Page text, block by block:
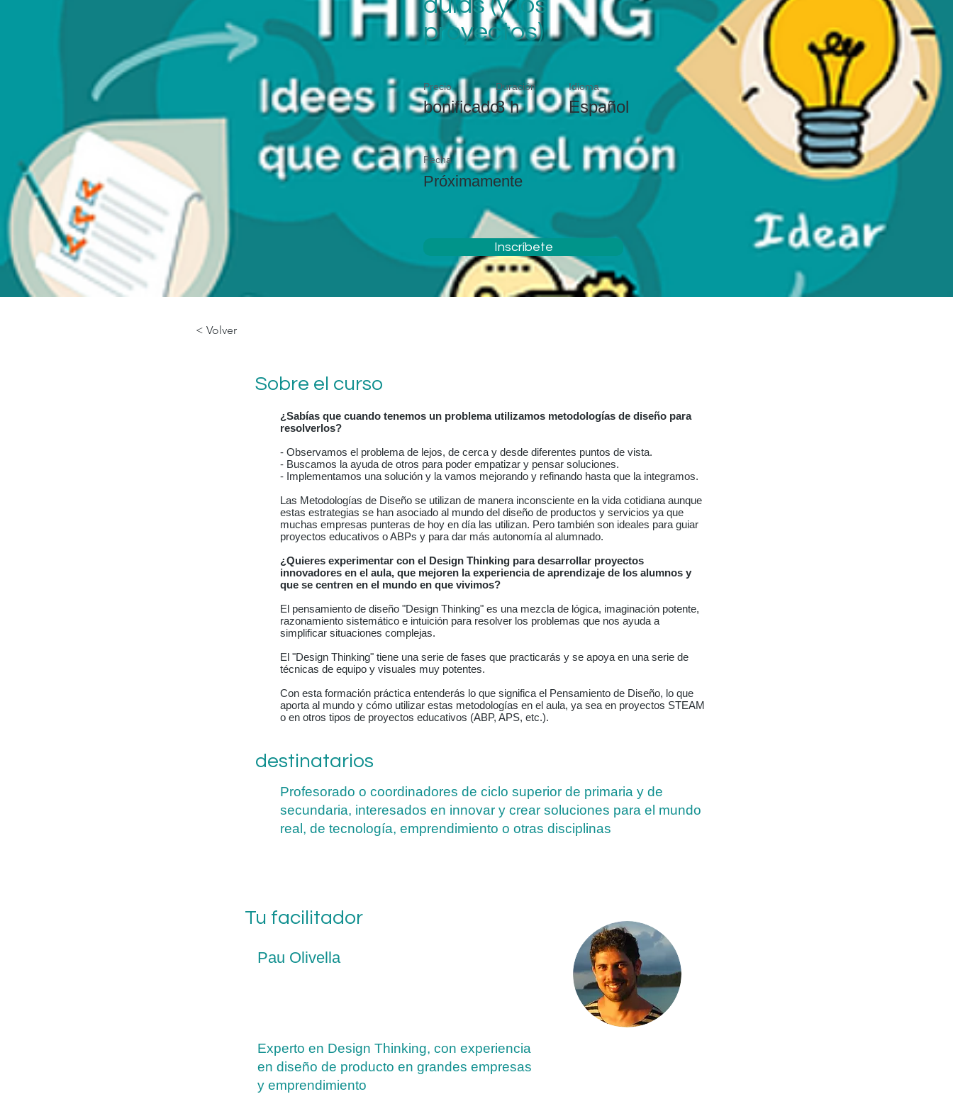
proyectos)
Precio Duración
bonificado3 h
Idioma
Español
Fecha
Próximamente
Inscríbete
< Volver
Sobre el curso
¿Sabías que cuando tenemos un problema utilizamos metodologías de diseño para
resolverlos?
- Observamos el problema de lejos, de cerca y desde diferentes puntos de vista.
- Buscamos la ayuda de otros para poder empatizar y pensar soluciones.
- Implementamos una solución y la vamos mejorando y refinando hasta que la integramos.
Las Metodologías de Diseño se utilizan de manera inconsciente en la vida cotidiana aunque
estas estrategias se han asociado al mundo del diseño de productos y servicios ya que
muchas empresas punteras de hoy en día las utilizan. Pero también son ideales para guiar
proyectos educativos o ABPs y para dar más autonomía al alumnado.
¿Quieres experimentar con el Design Thinking para desarrollar proyectos
innovadores en el aula, que mejoren la experiencia de aprendizaje de los alumnos y
que se centren en el mundo en que vivimos?
El pensamiento de diseño "Design Thinking" es una mezcla de lógica, imaginación potente,
razonamiento sistemático e intuición para resolver los problemas que nos ayuda a
simplificar situaciones complejas.
El "Design Thinking" tiene una serie de fases que practicarás y se apoya en una serie de
técnicas de equipo y visuales muy potentes.
Con esta formación práctica entenderás lo que significa el Pensamiento de Diseño, lo que
aporta al mundo y cómo utilizar estas metodologías en el aula, ya sea en proyectos STEAM
o en otros tipos de proyectos educativos (ABP, APS, etc.).
destinatarios
Profesorado o coordinadores de ciclo superior de primaria y de
secundaria, interesados en innovar y crear soluciones para el mundo
real, de tecnología, emprendimiento o otras disciplinas
Tu facilitador
Pau Olivella
Experto en Design Thinking, con experiencia
en diseño de producto en grandes empresas
y emprendimiento